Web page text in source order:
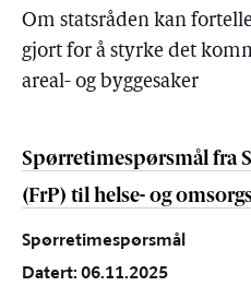
Om statsråden kan
gjort for å styrke det
areal- og byggesaker
Spørretimespørsmål fra
(FrP) til helse- og
Spørretimespørsmål
Datert: 06.11.2025